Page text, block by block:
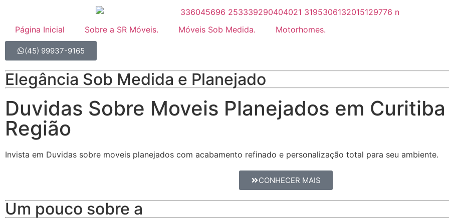
Página Inicial Sobre a SR Móveis. Móveis Sob Medida. Motorhomes.
(45) 99937-9165
Elegância Sob Medida e Planejado
Duvidas Sobre Moveis Planejados em Curitiba
Região
Invista em Duvidas sobre moveis planejados com acabamento refinado e personalização total para seu ambiente.
CONHECER MAIS
Um pouco sobre a